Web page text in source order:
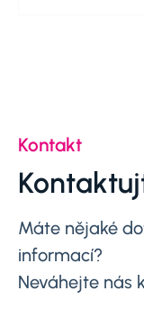
Kontakt
Máte nějaké
informací?
Neváhejte nás